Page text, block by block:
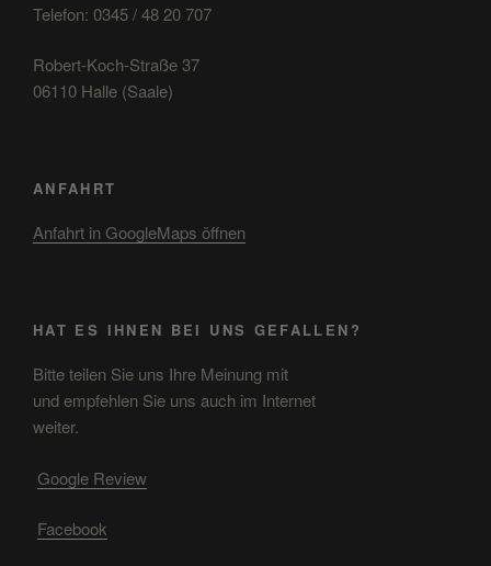
Telefon: 0345 / 48 20 707
Robert-Koch-Straße 37
06110 Halle (Saale)
ANFAHRT
Anfahrt in GoogleMaps öffnen
HAT ES IHNEN BEI UNS GEFALLEN?
Bitte teilen Sie uns Ihre Meinung mit
und empfehlen Sie uns auch im Internet
weiter.
Google Review
Facebook